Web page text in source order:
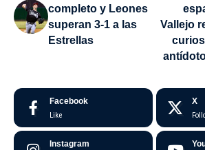
completo y Leones
superan 3-1 a las
Estrellas
Vallejo
Facebook
Like
X
Instagram